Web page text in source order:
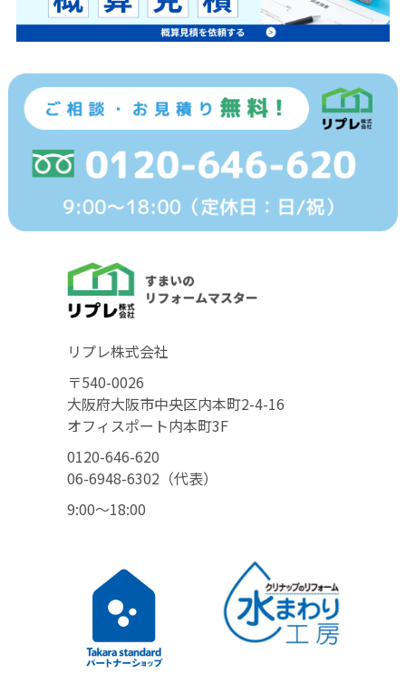
リプレ株式会社
〒540-0026
大阪府大阪市中央区内本町2-4-16
オフィスポート内本町3F
0120-646-620
06-6948-6302（代表）
9:00〜18:00